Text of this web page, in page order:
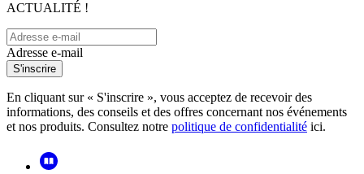
ACTUALITÉ !
Adresse e-mail
S'inscrire
En cliquant sur « S'inscrire », vous acceptez de recevoir des
informations, des conseils et des offres concernant nos événements
et nos produits. Consultez notre politique de confidentialité ici.